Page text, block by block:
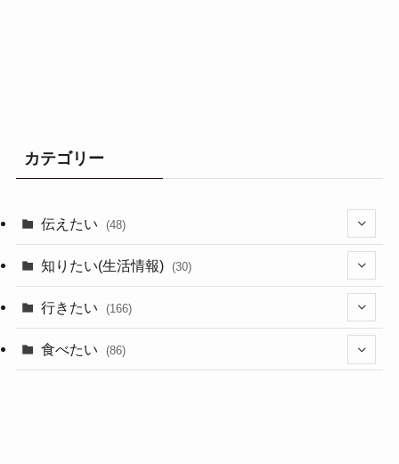
カテゴリー
伝えたい (48)
(44)
(1)
知りたい(生活情報) (30)
(10)
(11)
行きたい (166)
(18)
食べたい (86)